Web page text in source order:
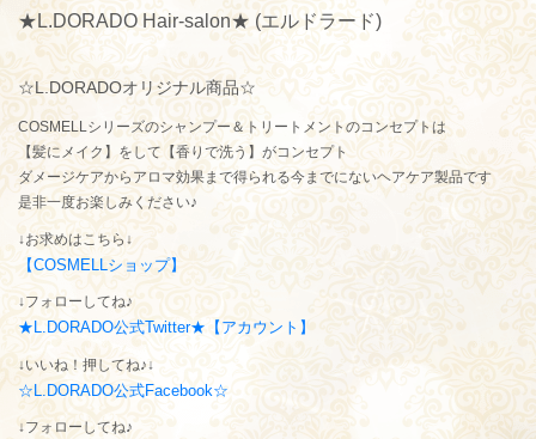
★L.DORADO Hair-salon★ (エルドラード)
☆L.DORADOオリジナル商品☆
COSMELLシリーズのシャンプー＆トリートメントのコンセプトは
【髪にメイク】をして【香りで洗う】がコンセプト
ダメージケアからアロマ効果まで得られる今までにないヘアケア製品です
是非一度お楽しみください♪
↓お求めはこちら↓
【COSMELLショップ】
↓フォローしてね♪
★L.DORADO公式Twitter★【アカウント】
↓いいね！押してね♪↓
☆L.DORADO公式Facebook☆
↓フォローしてね♪